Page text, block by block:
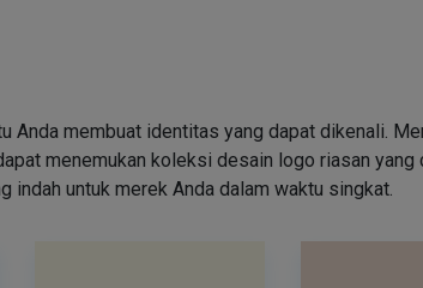
Anda membuat identitas yang dapat dikenali.
menemukan koleksi desain logo riasan yang
indah untuk merek Anda dalam waktu singkat.